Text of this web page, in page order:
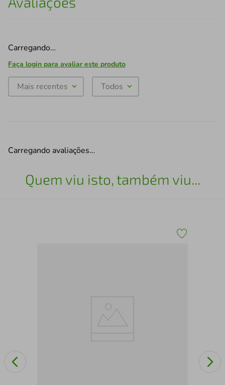
Carregando…
Faça login para avaliar este produto
Mais recentes Todos
Carregando avaliações…
Quem viu isto, também viu...